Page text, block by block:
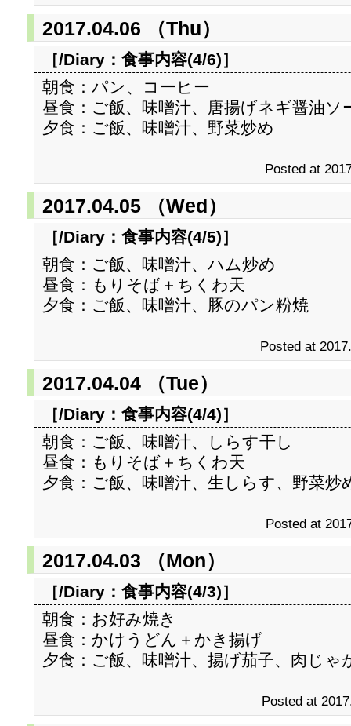
2017.04.06 （Thu）
［/Diary： 食事内容(4/6)］
朝食：パン、コーヒー
昼食：ご飯、味噌汁、唐揚げネギ醤油ソ
夕食：ご飯、味噌汁、野菜炒め
Posted at
2017.04.05 （Wed）
［/Diary： 食事内容(4/5)］
朝食：ご飯、味噌汁、ハム炒め
昼食：もりそば＋ちくわ天
夕食：ご飯、味噌汁、豚のパン粉焼
Posted at
2017.04.04 （Tue）
［/Diary： 食事内容(4/4)］
朝食：ご飯、味噌汁、しらす干し
昼食：もりそば＋ちくわ天
夕食：ご飯、味噌汁、生しらす、野菜炒
Posted at
2017.04.03 （Mon）
［/Diary： 食事内容(4/3)］
朝食：お好み焼き
昼食：かけうどん＋かき揚げ
夕食：ご飯、味噌汁、揚げ茄子、肉じゃ
Posted at